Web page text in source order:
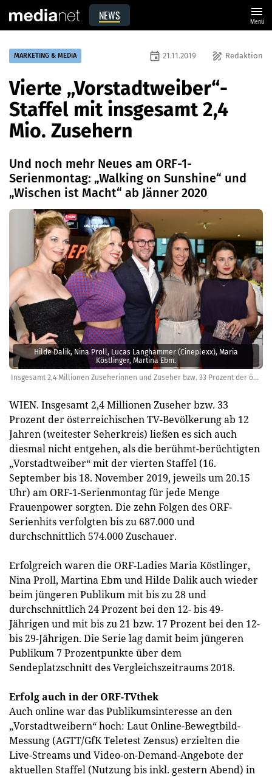
NEWS menu
Menü
Insgesamt 2,4 Millionen Zuseherinnen und Zuseher bzw. 33 Prozent der österreichischen TV-Bevölkerung ab 12 Jahren (weitester Seherkreis) ließen es sich auch diesmal nicht entgehen, als die berühmt-berüchtigten „Vorstadtweiber“ mit der viertenAPA/Hans Punz
Hilde Dalik, Nina Proll, Lucas Langhammer (Cineplexx), Maria
Köstlinger, Martina Ebm.
MARKETING & MEDIA draw Redaktion
event 21.11.2019
Vierte „Vorstadtweiber“-
Staffel mit insgesamt 2,4
Mio. Zusehern
Und noch mehr Neues am ORF-1-
Serienmontag: „Walking on Sunshine“ und
„Wischen ist Macht“ ab Jänner 2020
WIEN. Insgesamt 2,4 Millionen Zuseher bzw. 33
Prozent der österreichischen TV-Bevölkerung ab 12
Jahren (weitester Seherkreis) ließen es sich auch
diesmal nicht entgehen, als die berühmt-berüchtigten
„Vorstadtweiber“ mit der vierten Staffel (16.
September bis 18. November 2019, jeweils um 20.15
Uhr) am ORF-1-Serienmontag für jede Menge
Frauenpower sorgten. Die zehn Folgen des ORF-
Serienhits verfolgten bis zu 687.000 und
durchschnittlich 574.000 Zuschauer.
Erfolgreich waren die ORF-Ladies Maria Köstlinger,
Nina Proll, Martina Ebm und Hilde Dalik auch wieder
beim jüngeren Publikum mit bis zu 28 und
durchschnittlich 24 Prozent bei den 12- bis 49-
Jährigen und mit bis zu 21 bzw. 17 Prozent bei den 12-
bis 29-Jährigen. Die Serie lag damit beim jüngeren
Publikum 7 Prozentpunkte über dem
Sendeplatzschnitt des Vergleichszeitraums 2018.
Erfolg auch in der ORF-TVthek
Auch online war das Publikumsinteresse an den
„Vorstadtweibern“ hoch: Laut Online-Bewegtbild-
Messung (AGTT/GfK Teletest Zensus) erzielten die
Live-Streams und Video-on-Demand-Angebote der
aktuellen Staffel (Nutzung bis inkl. gestern Abend) in